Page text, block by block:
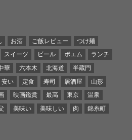
お酒 ご飯レビュー
つけ麺
スイーツ ビール ポエム
ランチ
華 六本木 北海道
半蔵門
安い 定食 寿司 居酒屋
山形
映画鑑賞 最高 東京
温泉
美味い 美味しい 肉
錦糸町